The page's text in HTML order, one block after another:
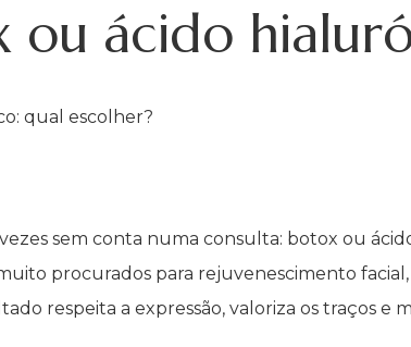
ou ácido
sem conta numa consulta: botox ou
procurados para rejuvenescimento
respeita a expressão, valoriza os traços e